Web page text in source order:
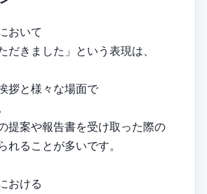
おいて
だきました」という表現は、
拶と様々な場面で
提案や報告書を受け取った際の
れることが多いです。
おける